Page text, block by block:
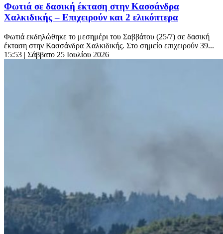
Φωτιά σε δασική έκταση στην Κασσάνδρα
Χαλκιδικής – Επιχειρούν και 2 ελικόπτερα
Φωτιά εκδηλώθηκε το μεσημέρι του Σαββάτου (25/7) σε δασική
έκταση στην Κασσάνδρα Χαλκιδικής. Στο σημείο επιχειρούν 39...
15:53 | Σάββατο 25 Ιουλίου 2026